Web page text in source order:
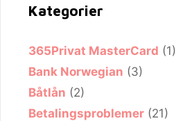
Kategorier
365Privat MasterCard (1)
Bank Norwegian (3)
Båtlån (2)
Betalingsproblemer (21)